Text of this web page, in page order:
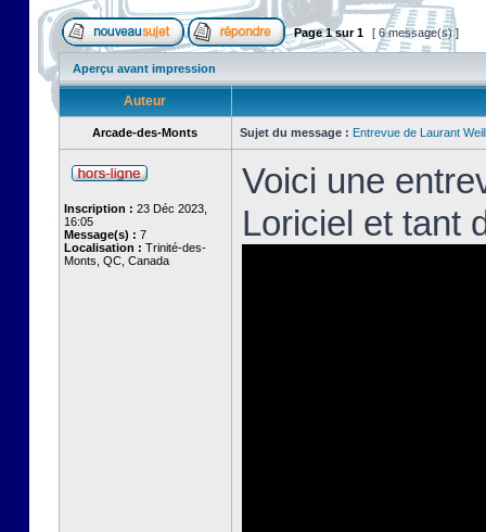
Page1sur1 [ 6 message(s) ]
Aperçu avant impression
Auteur
Arcade-des-Monts Sujet du message : Entrevue de Laurant
Inscription : 23 Déc 2023,
16:05
Message(s) : 7
Localisation : Trinité-des-
Monts, QC, Canada
Voici une
Loriciel et tant